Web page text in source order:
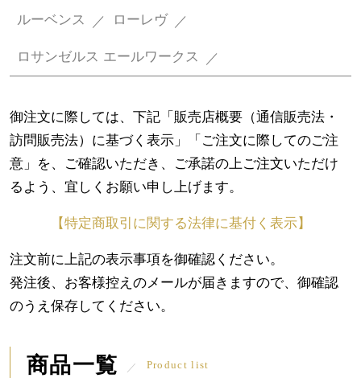
ルーベンス ローレヴ
ロサンゼルス エールワークス
御注文に際しては、下記「販売店概要（通信販売法・
訪問販売法）に基づく表示」「ご注文に際してのご注
意」を、ご確認いただき、ご承諾の上ご注文いただけ
るよう、宜しくお願い申し上げます。
【特定商取引に関する法律に基付く表示】
注文前に上記の表示事項を御確認ください。
発注後、お客様控えのメールが届きますので、御確認
のうえ保存してください。
商品一覧 Product list